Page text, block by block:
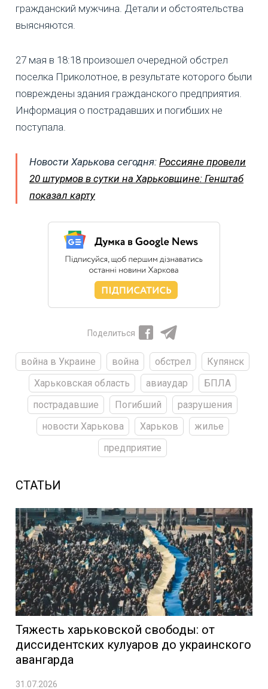
гражданский мужчина. Детали и обстоятельства
выясняются.
27 мая в 18:18 произошел очередной обстрел
поселка Приколотное, в результате которого были
повреждены здания гражданского предприятия.
Информация о пострадавших и погибших не
поступала.
Новости Харькова сегодня: Россияне провели
20 штурмов в сутки на Харьковщине: Генштаб
показал карту
Поделиться
война в Украине война обстрел
Купянск
Харьковская область
авиаудар
БПЛА
пострадавшие
Погибший
разрушения
новости Харькова
Харьков
жилье
предприятие
СТАТЬИ
Тяжесть харьковской свободы: от
диссидентских кулуаров до украинского
авангарда
31.07.2026